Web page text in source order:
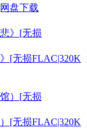
盘下载
[无损FLAC|320K
[无损FLAC|320K